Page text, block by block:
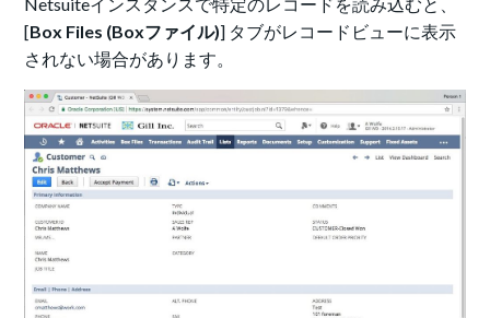
Netsuiteインスタンスで特定のレコードを読み込むと、
[Box Files (Boxファイル)] タブがレコードビューに表示
されない場合があります。